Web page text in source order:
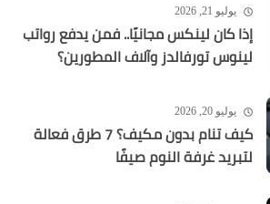
يوليو 21, 2026
إذا كان لينكس مجانيًا.. فمن يدفع رواتب
لينوس تورفالدز وآلاف المطورين؟
يوليو 20, 2026
كيف تنام بدون مكيف؟ 7 طرق فعالة
لتبريد غرفة النوم صيفًا